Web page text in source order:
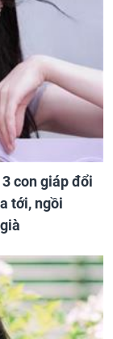
con giáp đổi
tới, ngồi